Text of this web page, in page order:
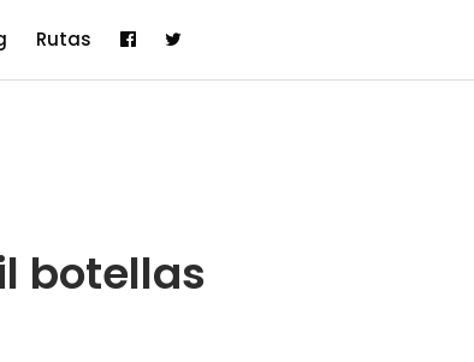
Rutas
botellas